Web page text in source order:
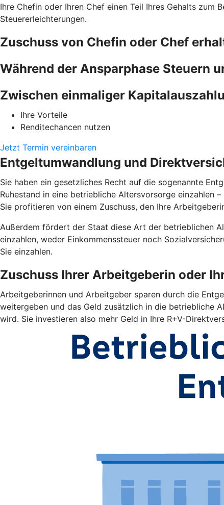
Ihre Chefin oder Ihren Chef einen Teil Ihres Gehalts
Steuererleichterungen.
Zuschuss von Chefin oder Chef
Während der Ansparphase Steuern
Zwischen einmaliger
Ihre Vorteile
Renditechancen nutzen
Jetzt Termin vereinbaren
Entgeltumwandlung und
Sie haben ein gesetzliches Recht auf die sogenannte
Ruhestand in eine betriebliche Altersvorsorge einzahlen
Sie profitieren von einem Zuschuss, den Ihre
Außerdem fördert der Staat diese Art der betrieblichen
einzahlen, weder Einkommenssteuer noch
Sie einzahlen.
Zuschuss Ihrer Arbeitgeberin oder
Arbeitgeberinnen und Arbeitgeber sparen durch die
weitergeben und das Geld zusätzlich in die betriebliche
wird. Sie investieren also mehr Geld in Ihre R+V-